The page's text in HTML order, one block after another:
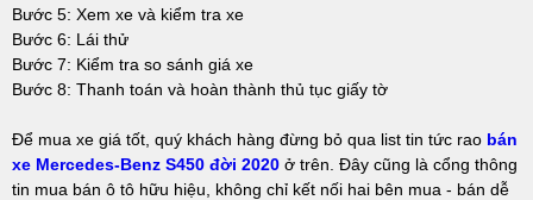
Bước 5: Xem xe và kiểm tra xe
Bước 6: Lái thử
Bước 7: Kiểm tra so sánh giá xe
Bước 8: Thanh toán và hoàn thành thủ tục giấy tờ
Để mua xe giá tốt, quý khách hàng đừng bỏ qua list tin tức rao bán
xe Mercedes-Benz S450 đời 2020 ở trên. Đây cũng là cổng thông
tin mua bán ô tô hữu hiệu, không chỉ kết nối hai bên mua - bán dễ